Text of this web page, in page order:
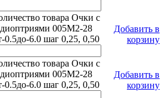
товара Очки с
диоптриями 005M2-28
0.5до-6.0 шаг 0,25, 0,50
Добавить в
корзину
товара Очки с
диоптриями 005M2-28
0.5до-6.0 шаг 0,25, 0,50
Добавить в
корзину